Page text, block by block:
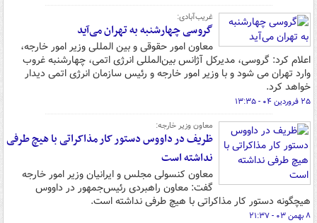
غریب‌آبادی:
گروسی چهارشنبه به تهران می‌آید
معاون امور حقوقی و بین المللی وزیر امور خارجه،
اعلام کرد: گروسی، مدیرکل آژانس بین‌المللی انرژی اتمی، چهارشنبه غروب
وارد تهران می شود و با وزیر امور خارجه و رئیس سازمان انرژی اتمی دیدار
خواهد کرد.
۲۵ فروردین ۰۴ - ۱۳:۳۵
معاون وزیر خارجه:
ظریف در داووس دستور کار مذاکراتی با هیچ طرفی
نداشته است
معاون کنسولی مجلس و ایرانیان وزیر امور خارجه
گفت: معاون راهبردی رئیس‌جمهور در داووس
هیچگونه دستور کار مذاکراتی با هیچ طرفی نداشته است.
۸ بهمن ۰۳ - ۲۱:۳۷